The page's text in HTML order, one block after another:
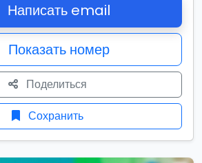
Написать email
Показать номер
Поделиться
Сохранить